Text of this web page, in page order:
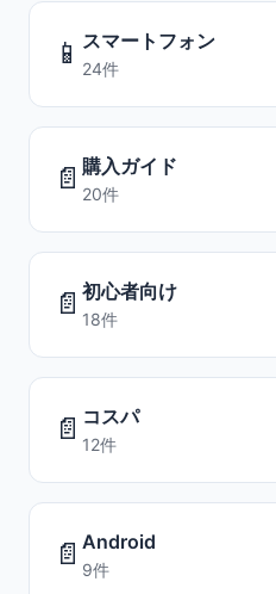
📱 スマートフォン
24件
📄 購入ガイド
20件
📄 初心者向け
18件
📄 コスパ
12件
📄 Android
9件